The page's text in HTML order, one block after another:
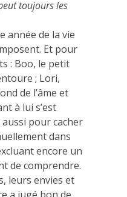
toujours les
année de la vie
Et pour
: Boo, le petit
; Lori,
de l’âme et
à lui s’est
pour cacher
dans
encore un
de comprendre.
leurs envies et